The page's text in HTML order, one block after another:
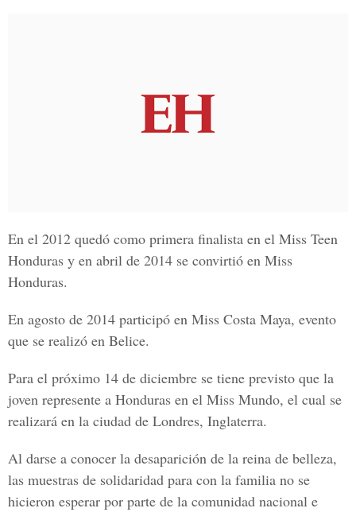
En el 2012 quedó como primera finalista en el Miss Teen
Honduras y en abril de 2014 se convirtió en Miss
Honduras.
En agosto de 2014 participó en Miss Costa Maya, evento
que se realizó en Belice.
Para el próximo 14 de diciembre se tiene previsto que la
joven represente a Honduras en el Miss Mundo, el cual se
realizará en la ciudad de Londres, Inglaterra.
Al darse a conocer la desaparición de la reina de belleza,
las muestras de solidaridad para con la familia no se
hicieron esperar por parte de la comunidad nacional e